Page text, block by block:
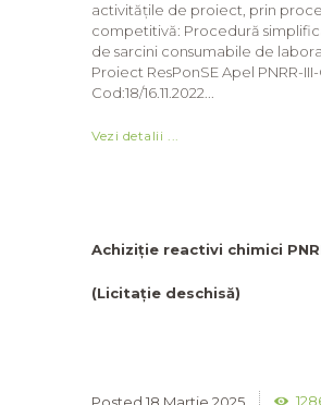
activitățile de proiect, prin
competitivă: Procedură
de sarcini consumabile de
Proiect ResPonSE Apel PNRR-
Cod:18/16.11.2022...
Vezi detalii ...
Achiziție reactivi chimici
(Licitație deschisă)